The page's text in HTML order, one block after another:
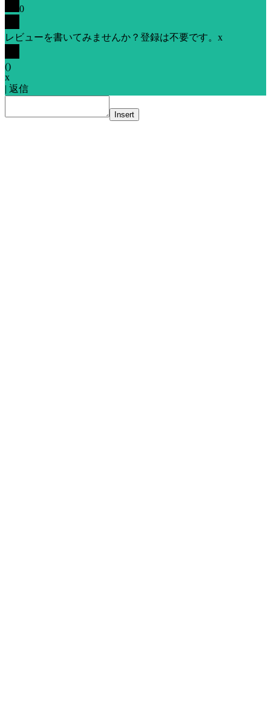
0
レビューを書いてみませんか？登録は不要です。 x
()
x
| 返信
Insert